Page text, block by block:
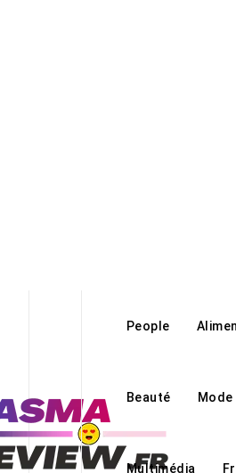
People
Beauté Mode
Multimédia